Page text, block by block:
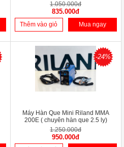
1.050.000đ
835.000đ
Thêm vào giỏ Mua ngay
-24%
Máy Hàn Que Mini Riland MMA
200E ( chuyên hàn que 2.5 ly)
1.250.000đ
950.000đ